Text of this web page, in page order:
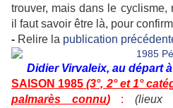
trouver, mais dans le cyclisme,
il faut savoir être là, pour
- Relire la publication
Didier Virvaleix, au départ
SAISON 1985 (3°, 2° et 1°
palmarès connu):
(lieux